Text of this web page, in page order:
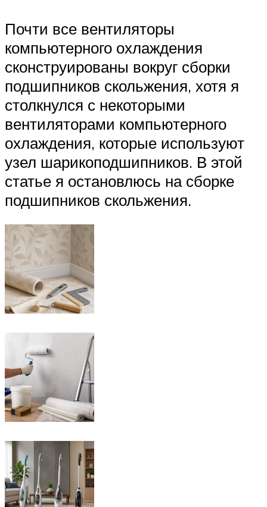
Почти все вентиляторы
компьютерного охлаждения
сконструированы вокруг сборки
подшипников скольжения, хотя я
столкнулся с некоторыми
вентиляторами компьютерного
охлаждения, которые используют
узел шарикоподшипников. В этой
статье я остановлюсь на сборке
подшипников скольжения.